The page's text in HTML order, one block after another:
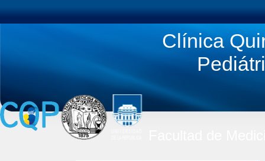
Clínica